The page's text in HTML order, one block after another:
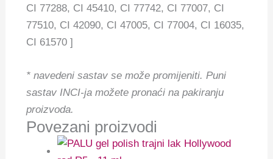
CI 77288, CI 45410, CI 77742, CI 77007, CI
77510, CI 42090, CI 47005, CI 77004, CI 16035,
CI 61570 ]
* navedeni sastav se može promijeniti.Puni
sastav INCI-ja možete pronaći na pakiranju
proizvoda.
Povezani proizvodi